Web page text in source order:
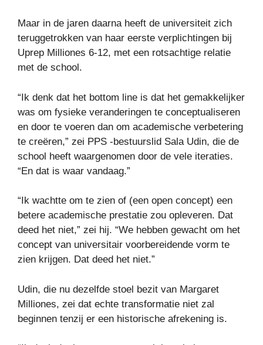
Maar in de jaren daarna heeft de universiteit zich
teruggetrokken van haar eerste verplichtingen bij
Uprep Milliones 6-12, met een rotsachtige relatie
met de school.
“Ik denk dat het bottom line is dat het gemakkelijker
was om fysieke veranderingen te conceptualiseren
en door te voeren dan om academische verbetering
te creëren,” zei PPS -bestuurslid Sala Udin, die de
school heeft waargenomen door de vele iteraties.
“En dat is waar vandaag.”
“Ik wachtte om te zien of (een open concept) een
betere academische prestatie zou opleveren. Dat
deed het niet,” zei hij. “We hebben gewacht om het
concept van universitair voorbereidende vorm te
zien krijgen. Dat deed het niet.”
Udin, die nu dezelfde stoel bezit van Margaret
Milliones, zei dat echte transformatie niet zal
beginnen tenzij er een historische afrekening is.